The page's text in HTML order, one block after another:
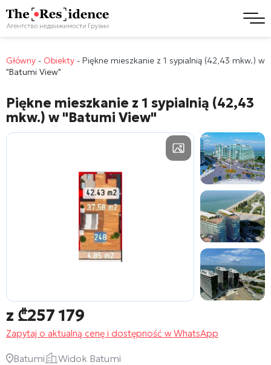
Główny - Obiekty - Piękne mieszkanie z 1 sypialnią (42,43 mkw.) w
"Batumi View"
Piękne mieszkanie z 1 sypialnią (42,43
mkw.) w "Batumi View"
z ₾257 179
Zapytaj o aktualną cenę i dostępność w WhatsApp
Batumi Widok Batumi